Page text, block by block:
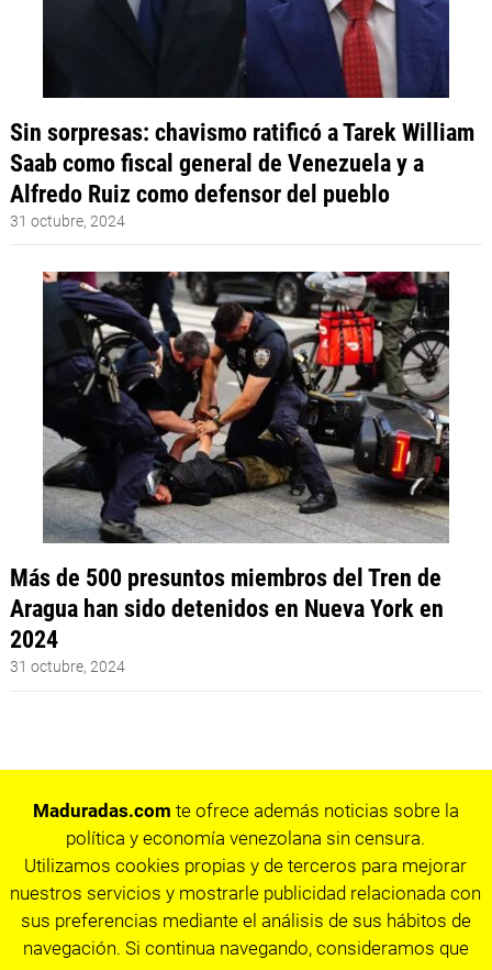
Sin sorpresas: chavismo ratificó a Tarek William
Saab como fiscal general de Venezuela y a
Alfredo Ruiz como defensor del pueblo
31 octubre, 2024
Más de 500 presuntos miembros del Tren de
Aragua han sido detenidos en Nueva York en
2024
31 octubre, 2024
Maduradas.com te ofrece además noticias sobre la
política y economía venezolana sin censura.
Utilizamos cookies propias y de terceros para mejorar
nuestros servicios y mostrarle publicidad relacionada con
sus preferencias mediante el análisis de sus hábitos de
navegación. Si continua navegando, consideramos que